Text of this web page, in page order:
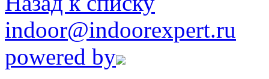
indoor@indoorexpert.ru
powered by